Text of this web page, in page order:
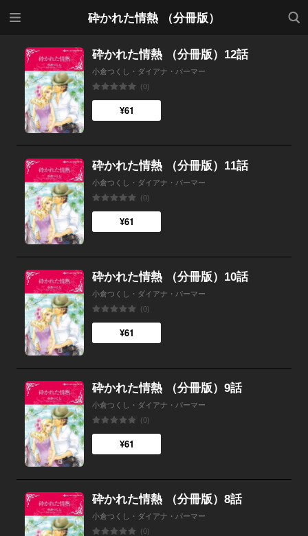
砕かれた情熱 （分冊版）
検索
砕かれた情熱 （分冊版）12話
小倉つくし・ダイアナ・パーマー
(0)
¥61
砕かれた情熱 （分冊版）11話
小倉つくし・ダイアナ・パーマー
(0)
¥61
砕かれた情熱 （分冊版）10話
小倉つくし・ダイアナ・パーマー
(0)
¥61
砕かれた情熱 （分冊版）9話
小倉つくし・ダイアナ・パーマー
(0)
¥61
砕かれた情熱 （分冊版）8話
小倉つくし・ダイアナ・パーマー
(0)